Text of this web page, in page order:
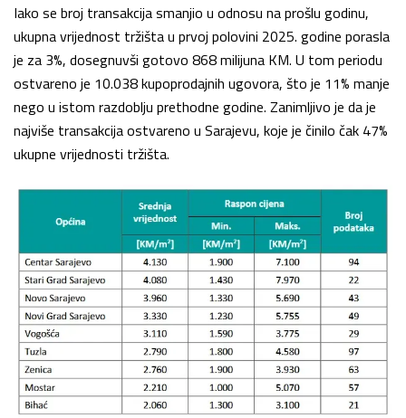
Iako se broj transakcija smanjio u odnosu na prošlu godinu,
ukupna vrijednost tržišta u prvoj polovini 2025. godine porasla
je za 3%, dosegnuvši gotovo 868 milijuna KM. U tom periodu
ostvareno je 10.038 kupoprodajnih ugovora, što je 11% manje
nego u istom razdoblju prethodne godine. Zanimljivo je da je
najviše transakcija ostvareno u Sarajevu, koje je činilo čak 47%
ukupne vrijednosti tržišta.